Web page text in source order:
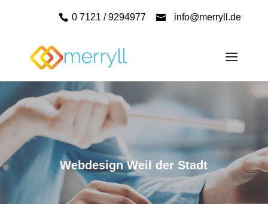
0 7121 / 9294977 info@merryll.de
Webdesign Weil der Stadt